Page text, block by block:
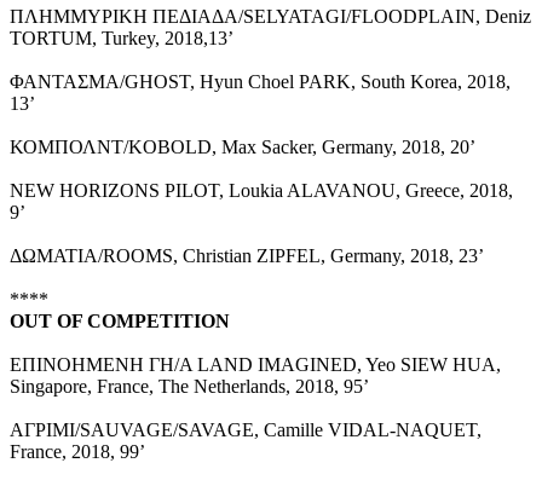
ΠΛΗΜΜΥΡΙΚΗ ΠΕΔΙΑΔΑ/SELYATAGI/FLOODPLAIN, Deniz
TORTUM, Turkey, 2018,13’
ΦΑΝΤΑΣΜΑ/GHOST, Hyun Choel PARK, South Korea, 2018,
13’
ΚΟΜΠΟΛΝΤ/KOBOLD, Max Sacker, Germany, 2018, 20’
NEW HORIZONS PILOT, Loukia ALAVANOU, Greece, 2018,
9’
ΔΩΜΑΤΙΑ/ROOMS, Christian ZIPFEL, Germany, 2018, 23’
****
OUT OF COMPETITION
ΕΠΙΝΟΗΜΕΝΗ ΓΗ/A LAND IMAGINED, Yeo SIEW HUA,
Singapore, France, The Netherlands, 2018, 95’
ΑΓΡΙΜΙ/SAUVAGE/SAVAGE, Camille VIDAL-NAQUET,
France, 2018, 99’